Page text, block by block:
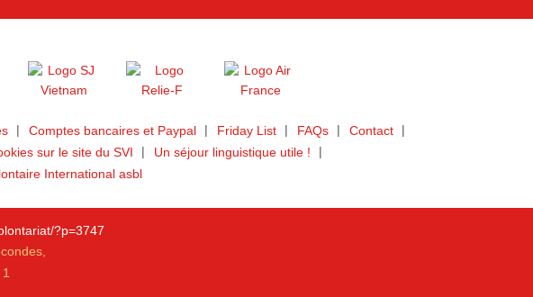
Comptes bancaires et Paypal Friday List FAQs
Contact
sur le site du SVI
Un séjour linguistique utile !
International asbl
?p=3747